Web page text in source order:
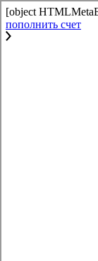
[object
пополнить счет